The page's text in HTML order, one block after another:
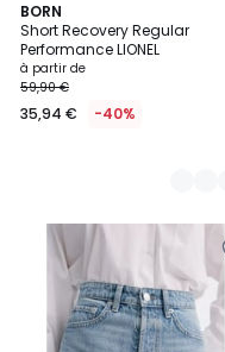
BORN
Short Recovery Regular
Performance LIONEL
à partir de
59,90 €
35,94 € -40%
2
Couleurs